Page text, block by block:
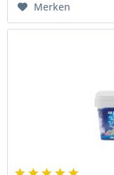
Merken